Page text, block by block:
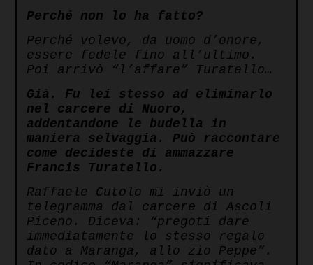
Perché non lo ha fatto?
Perché volevo, da uomo d’onore,
essere fedele fino all’ultimo.
Poi arrivò “l’affare” Turatello…
Già. Fu lei stesso ad eliminarlo
nel carcere di Nuoro,
addentandone le budella in
maniera selvaggia. Può raccontare
come decideste di ammazzare
Francis Turatello.
Raffaele Cutolo mi inviò un
telegramma dal carcere di Ascoli
Piceno. Diceva: “pregoti dare
immediatamente lo stesso regalo
dato a Maranga, allo zio Peppe”.